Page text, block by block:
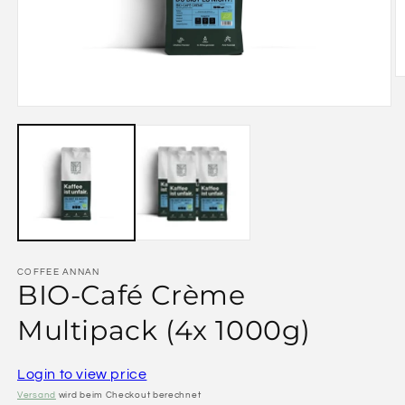
COFFEE ANNAN
BIO-Café Crème
Multipack (4x 1000g)
Login to view price
Versand wird beim Checkout berechnet